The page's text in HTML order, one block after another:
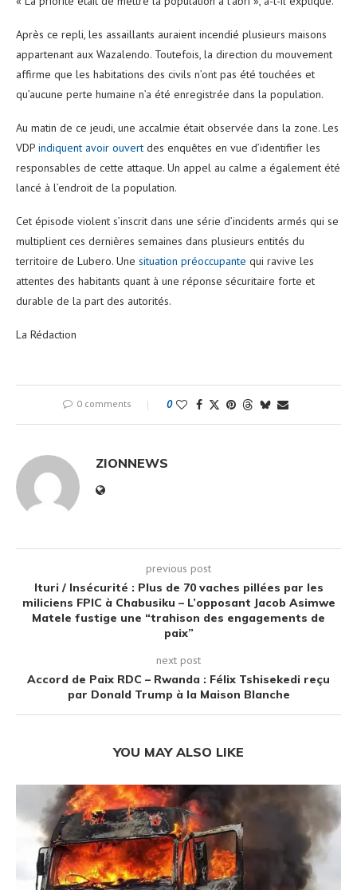
Après ce repli, les assaillants auraient incendié plusieurs maisons
appartenant aux Wazalendo. Toutefois, la direction du mouvement
affirme que les habitations des civils n’ont pas été touchées et
qu’aucune perte humaine n’a été enregistrée dans la population.
Au matin de ce jeudi, une accalmie était observée dans la zone. Les
VDP indiquent avoir ouvert des enquêtes en vue d’identifier les
responsables de cette attaque. Un appel au calme a également été
lancé à l’endroit de la population.
Cet épisode violent s’inscrit dans une série d’incidents armés qui se
multiplient ces dernières semaines dans plusieurs entités du
territoire de Lubero. Une situation préoccupante qui ravive les
attentes des habitants quant à une réponse sécuritaire forte et
durable de la part des autorités.
La Rédaction
0 comments 0
ZIONNEWS
previous post
Ituri / Insécurité : Plus de 70 vaches pillées par les
miliciens FPIC à Chabusiku – L’opposant Jacob Asimwe
Matele fustige une “trahison des engagements de
paix”
next post
Accord de Paix RDC – Rwanda : Félix Tshisekedi reçu
par Donald Trump à la Maison Blanche
YOU MAY ALSO LIKE